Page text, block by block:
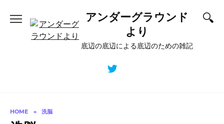
content
アンダーグラウンド
より
底辺の底辺による底辺のための雑記
HOME » 洗脳